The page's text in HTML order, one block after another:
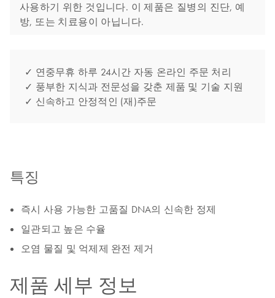
사용하기 위한 것입니다. 이 제품은 질병의 진단, 예
방, 또는 치료용이 아닙니다.
✓ 연중무휴 하루 24시간 자동 온라인 주문 처리
✓ 풍부한 지식과 전문성을 갖춘 제품 및 기술 지원
✓ 신속하고 안정적인 (재)주문
특징
즉시 사용 가능한 고품질 DNA의 신속한 정제
일관되고 높은 수율
오염 물질 및 억제제 완전 제거
제품 세부 정보